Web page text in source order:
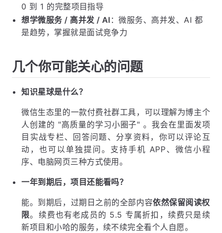
0 到 1 的完整项目指导
想学微服务 / 高并发 / AI ：微服务、高并发、AI 都
是趋势，掌握就是面试竞争力
几个你可能关心的问题
知识星球是什么？
微信生态里的一款付费社群工具，可以理解为博主个
人创建的 "高质量的学习小圈子" 。我会在里面发项
目实战专栏、回答问题、分享资料，你可以评论互
动，也可以单独提问。支持手机 APP、微信小程
序、电脑网页三种方式使用。
一年到期后，项目还能看吗？
能。到期后，过期日之前的全部内容依然保留阅读权
限。续费也有老成员的 5.5 专属折扣，续费只是续
新项目和小哈的服务，续不续完全看个人自愿。